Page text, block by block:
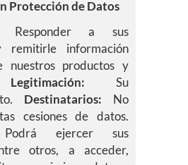
Protección de Datos
Responder a sus
remitirle información
nuestros productos y
Legitimación: Su
Destinatarios: No
cesiones de datos.
ejercer sus
otros, a acceder,